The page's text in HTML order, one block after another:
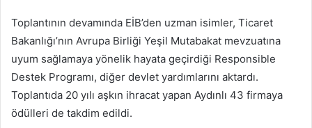
Toplantının devamında EİB’den uzman isimler, Ticaret
Bakanlığı’nın Avrupa Birliği Yeşil Mutabakat mevzuatına
uyum sağlamaya yönelik hayata geçirdiği Responsible
Destek Programı, diğer devlet yardımlarını aktardı.
Toplantıda 20 yılı aşkın ihracat yapan Aydınlı 43 firmaya
ödülleri de takdim edildi.